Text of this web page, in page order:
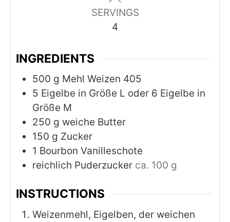
SERVINGS
4
INGREDIENTS
500 g Mehl Weizen 405
5 Eigelbe in Größe L oder 6 Eigelbe in
Größe M
250 g weiche Butter
150 g Zucker
1 Bourbon Vanilleschote
reichlich Puderzucker ca. 100 g
INSTRUCTIONS
Weizenmehl, Eigelben, der weichen